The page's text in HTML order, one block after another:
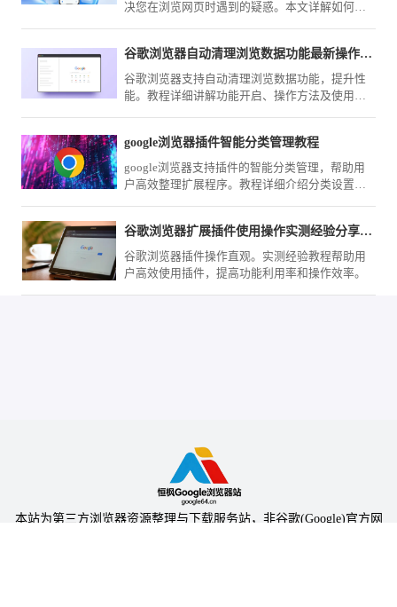
决您在浏览网页时遇到的疑惑。本文详解如何调
谷歌浏览器自动清理浏览数据功能最新操作教程
谷歌浏览器支持自动清理浏览数据功能，提升性
能。教程详细讲解功能开启、操作方法及使用技
google浏览器插件智能分类管理教程
google浏览器支持插件的智能分类管理，帮助用
户高效整理扩展程序。教程详细介绍分类设置方
谷歌浏览器扩展插件使用操作实测经验分享教程
谷歌浏览器插件操作直观。实测经验教程帮助用
户高效使用插件，提高功能利用率和操作效率。
本站为第三方浏览器资源整理与下载服务站，非谷歌(Google)官方网